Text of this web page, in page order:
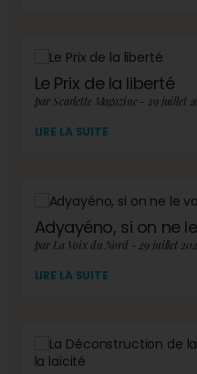
Le Prix de la liberté
par Scarlette Magazine - 29
LIRE LA SUITE
Adyayéno, si on ne
par La Voix du Nord - 29 juillet
LIRE LA SUITE